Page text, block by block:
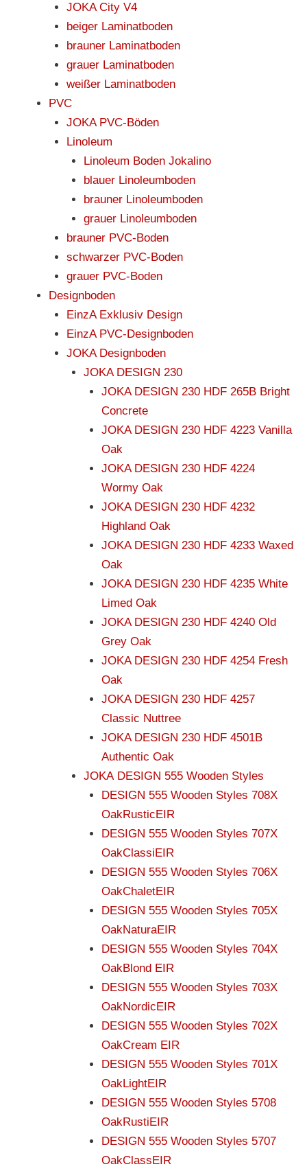
JOKA City V4
beiger Laminatboden
brauner Laminatboden
grauer Laminatboden
weißer Laminatboden
PVC
JOKA PVC-Böden
Linoleum
Linoleum Boden Jokalino
blauer Linoleumboden
brauner Linoleumboden
grauer Linoleumboden
brauner PVC-Boden
schwarzer PVC-Boden
grauer PVC-Boden
Designboden
EinzA Exklusiv Design
EinzA PVC-Designboden
JOKA Designboden
JOKA DESIGN 230
JOKA DESIGN 230 HDF 265B Bright
Concrete
JOKA DESIGN 230 HDF 4223 Vanilla
Oak
JOKA DESIGN 230 HDF 4224
Wormy Oak
JOKA DESIGN 230 HDF 4232
Highland Oak
JOKA DESIGN 230 HDF 4233 Waxed
Oak
JOKA DESIGN 230 HDF 4235 White
Limed Oak
JOKA DESIGN 230 HDF 4240 Old
Grey Oak
JOKA DESIGN 230 HDF 4254 Fresh
Oak
JOKA DESIGN 230 HDF 4257
Classic Nuttree
JOKA DESIGN 230 HDF 4501B
Authentic Oak
JOKA DESIGN 555 Wooden Styles
DESIGN 555 Wooden Styles 708X
OakRusticEIR
DESIGN 555 Wooden Styles 707X
OakClassiEIR
DESIGN 555 Wooden Styles 706X
OakChaletEIR
DESIGN 555 Wooden Styles 705X
OakNaturaEIR
DESIGN 555 Wooden Styles 704X
OakBlond EIR
DESIGN 555 Wooden Styles 703X
OakNordicEIR
DESIGN 555 Wooden Styles 702X
OakCream EIR
DESIGN 555 Wooden Styles 701X
OakLightEIR
DESIGN 555 Wooden Styles 5708
OakRustiEIR
DESIGN 555 Wooden Styles 5707
OakClassEIR